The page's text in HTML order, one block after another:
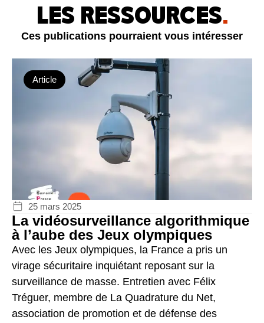
LES RESSOURCES.
Ces publications pourraient vous intéresser
Article
25 mars 2025
La vidéosurveillance algorithmique
à l’aube des Jeux olympiques
Avec les Jeux olympiques, la France a pris un
virage sécuritaire inquiétant reposant sur la
surveillance de masse. Entretien avec Félix
Tréguer, membre de La Quadrature du Net,
association de promotion et de défense des